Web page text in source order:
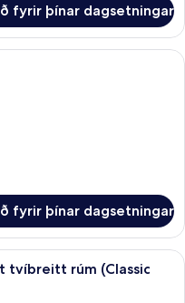
fyrir þínar dagsetningar
af bestu gerð, öryggishólf í
fyrir þínar dagsetningar
herbergi - 1 meðalstórt
tvíbreitt rúm (Classic